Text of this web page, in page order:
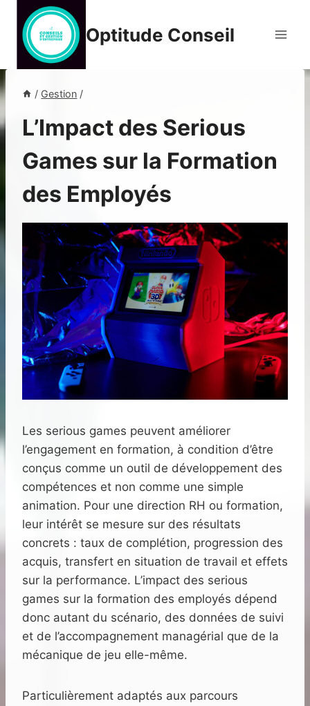
contenu
Optitude Conseil
/ Gestion /
L’Impact des Serious
Games sur la Formation
des Employés
Les serious games peuvent améliorer
l’engagement en formation, à condition d’être
conçus comme un outil de développement des
compétences et non comme une simple
animation. Pour une direction RH ou formation,
leur intérêt se mesure sur des résultats
concrets : taux de complétion, progression des
acquis, transfert en situation de travail et effets
sur la performance. L’impact des serious
games sur la formation des employés dépend
donc autant du scénario, des données de suivi
et de l’accompagnement managérial que de la
mécanique de jeu elle-même.
Particulièrement adaptés aux parcours